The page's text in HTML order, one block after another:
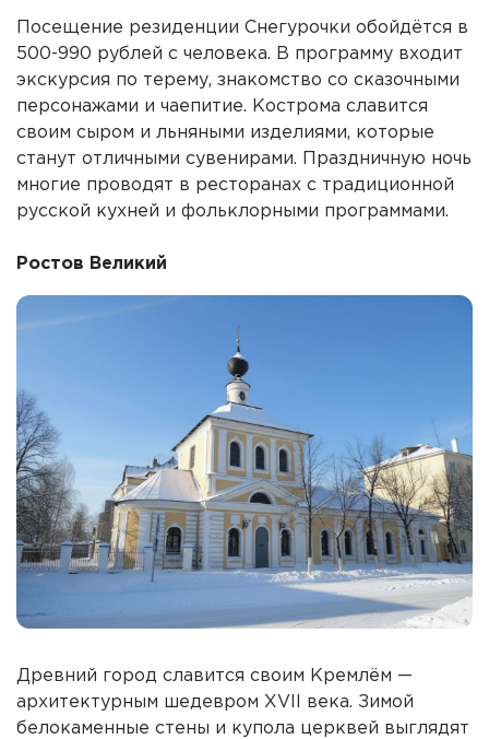
Посещение резиденции Снегурочки обойдётся в
500-990 рублей с человека. В программу входит
экскурсия по терему, знакомство со сказочными
персонажами и чаепитие. Кострома славится
своим сыром и льняными изделиями, которые
станут отличными сувенирами. Праздничную ночь
многие проводят в ресторанах с традиционной
русской кухней и фольклорными программами.
Ростов Великий
Древний город славится своим Кремлём —
архитектурным шедевром XVII века. Зимой
белокаменные стены и купола церквей выглядят